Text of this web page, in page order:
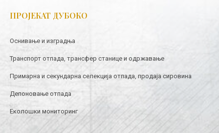
ПРОЈЕКАТ ДУБОКО
Оснивање и изградња
Транспорт отпада, трансфер станице и одржавање
Примарна и секундарна селекција отпада, продаја сировина
Депоновање отпада
Еколошки мониторинг